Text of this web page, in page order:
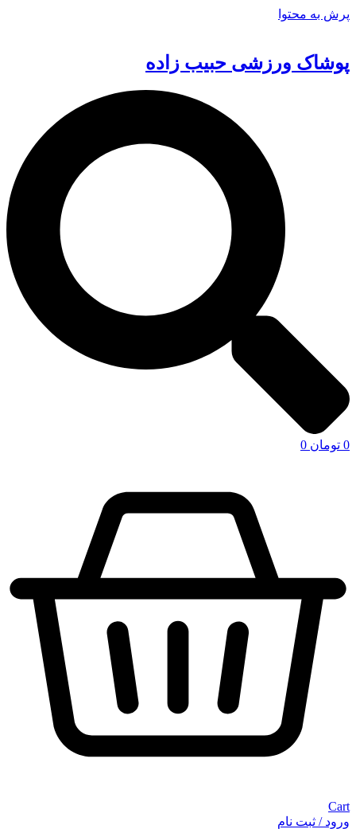
پرش به محتوا
پوشاک ورزشی حبیب زاده
0 تومان 0
Cart
ورود / ثبت نام